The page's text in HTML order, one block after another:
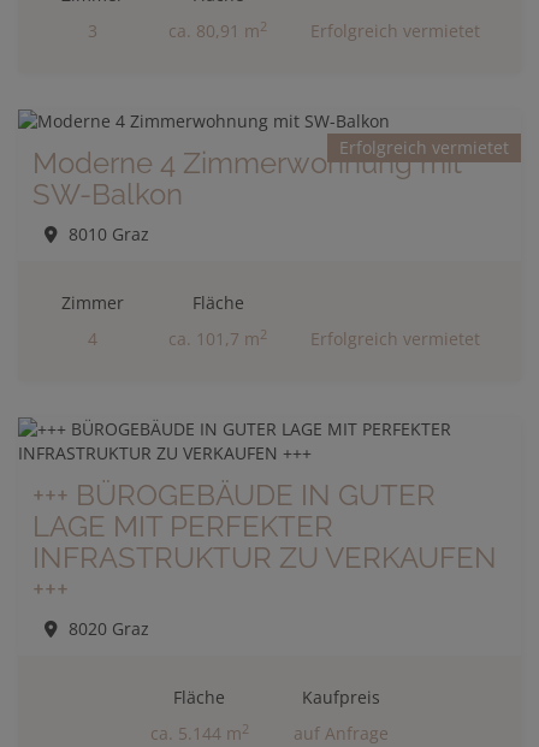
3
ca. 80,91 m2 Erfolgreich vermietet
Erfolgreich vermietet
Moderne 4 Zimmerwohnung mit
SW-Balkon
8010 Graz
Zimmer
4
Fläche
ca. 101,7 m2 Erfolgreich vermietet
+++ BÜROGEBÄUDE IN GUTER
LAGE MIT PERFEKTER
INFRASTRUKTUR ZU VERKAUFEN
+++
8020 Graz
Fläche
ca. 5.144 m2
Kaufpreis
auf Anfrage